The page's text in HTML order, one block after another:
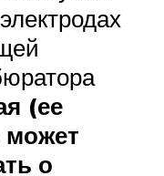
(ее
может
о